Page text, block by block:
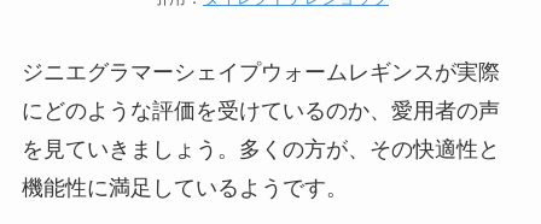
ジニエグラマーシェイプウォームレギンスが実際
にどのような評価を受けているのか、愛用者の声
を見ていきましょう。多くの方が、その快適性と
機能性に満足しているようです。